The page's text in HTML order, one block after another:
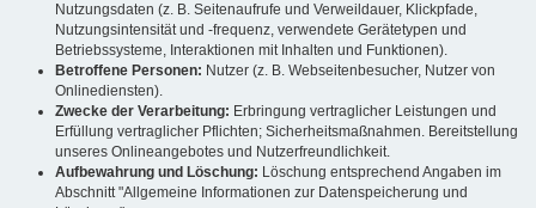
Nutzungsdaten (z. B. Seitenaufrufe und Verweildauer, Klickpfade,
Nutzungsintensität und -frequenz, verwendete Gerätetypen und
Betriebssysteme, Interaktionen mit Inhalten und Funktionen).
Betroffene Personen: Nutzer (z. B. Webseitenbesucher, Nutzer von
Onlinediensten).
Zwecke der Verarbeitung: Erbringung vertraglicher Leistungen und
Erfüllung vertraglicher Pflichten; Sicherheitsmaßnahmen. Bereitstellung
unseres Onlineangebotes und Nutzerfreundlichkeit.
Aufbewahrung und Löschung: Löschung entsprechend Angaben im
Abschnitt "Allgemeine Informationen zur Datenspeicherung und